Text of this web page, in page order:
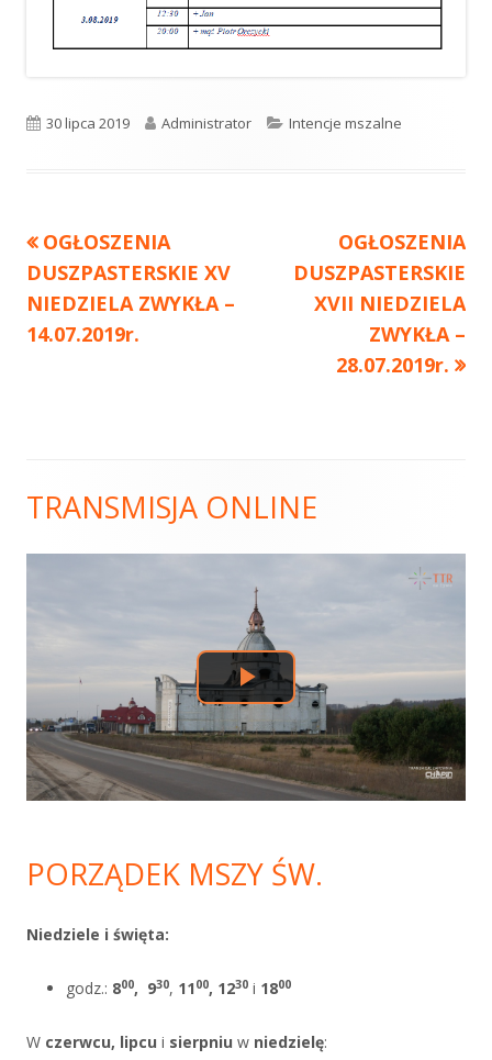
Opublikowano
30 lipca 2019 Autor
Administrator Kategorie
Intencje mszalne
Nawigacja
wpisu
Poprzedni
artykół
OGŁOSZENIA
DUSZPASTERSKIE XV
NIEDZIELA ZWYKŁA –
14.07.2019r.
Następny
artykół:
OGŁOSZENIA
DUSZPASTERSKIE
XVII NIEDZIELA
ZWYKŁA –
28.07.2019r.
Główny
panel
boczny
TRANSMISJA ONLINE
PORZĄDEK MSZY ŚW.
Niedziele i święta:
godz.: 800, 930, 11 00, 1230 i 1800
W czerwcu, lipcu i sierpniu w niedzielę: